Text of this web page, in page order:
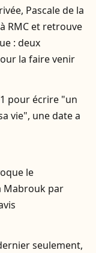
Pascale de la
RMC et retrouve
: deux
la faire venir
pour écrire "un
vie", une date a
le
Mabrouk par
seulement,